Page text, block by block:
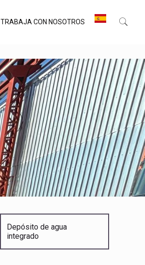
TRABAJA CON NOSOTROS
Depósito de agua
integrado